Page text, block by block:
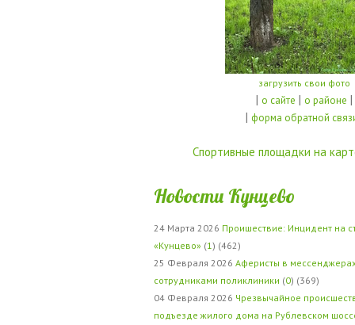
загрузить свои фото
| о сайте | о районе |
| форма обратной
Спортивные площадки на
Новости Кунцево
24 Марта 2026 Проишествие: Инцидент на
«Кунцево» (1 ) (462)
25 Февраля 2026 Аферисты в
сотрудниками поликлиники (0) (369)
04 Февраля 2026 Чрезвычайное
подъезде жилого дома на Рублевском